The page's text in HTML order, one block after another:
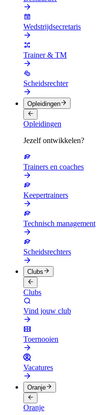
Wedstrijdsecretaris
Trainer & TM
Scheidsrechter
Opleidingen
Opleidingen
Jezelf ontwikkelen?
Trainers en coaches
Keepertrainers
Technisch management
Scheidsrechters
Clubs
Clubs
Vind jouw club
Toernooien
Vacatures
Oranje
Oranje